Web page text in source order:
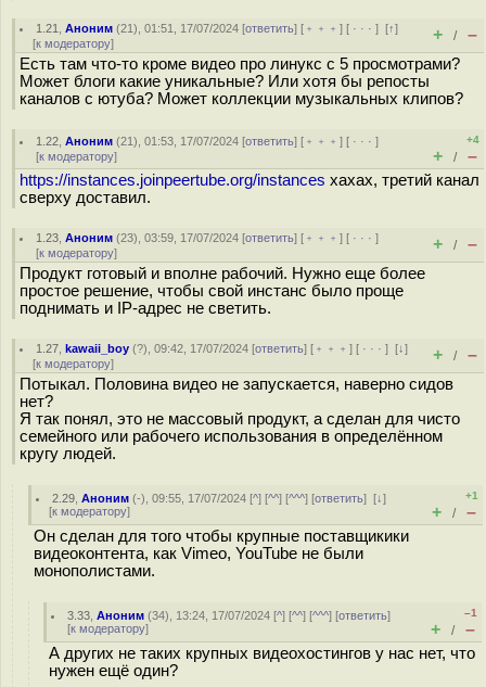
1.21 ,Аноним (21), 01:51, 17/07/2024 [ответить] [ ﹢﹢﹢] [ · · ·][↑]
[к модератору] + / –
Есть там что-то кроме видео про линукс с 5 просмотрами?
Может блоги какие уникальные? Или хотя бы репосты
каналов с ютуба? Может коллекции музыкальных клипов?
1.22 ,Аноним (21), 01:53, 17/07/2024 [ответить] [ ﹢﹢﹢] [ · · ·]
[к модератору]
+4
+ / –
https://instances.joinpeertube.org/instances хахах, третий канал
сверху доставил.
1.23 ,Аноним (23), 03:59, 17/07/2024 [ответить] [ ﹢﹢﹢] [ · · ·]
[к модератору] + / –
Продукт готовый и вполне рабочий. Нужно еще более
простое решение, чтобы свой инстанс было проще
поднимать и IP-адрес не светить.
1.27 ,kawaii_boy (?), 09:42, 17/07/2024 [ответить] [ ﹢﹢﹢] [ · · ·][↓]
[к модератору] + / –
Потыкал. Половина видео не запускается, наверно сидов
нет?
Я так понял, это не массовый продукт, а сделан для чисто
семейного или рабочего использования в определённом
кругу людей.
2.29 ,Аноним (-), 09:55, 17/07/2024 [^] [^^] [^^^] [ответить][↓]
[к модератору]
+1
+ / –
Он сделан для того чтобы крупные поставщикики
видеоконтента, как Vimeo, YouTube не были
монополистами.
3.33 ,Аноним (34), 13:24, 17/07/2024 [^] [^^] [^^^] [ответить]
[к модератору]
–1
+ / –
А других не таких крупных видеохостингов у нас нет, что
нужен ещё один?